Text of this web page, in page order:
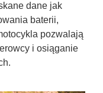
dane jak
baterii,
pozwalają
i osiąganie